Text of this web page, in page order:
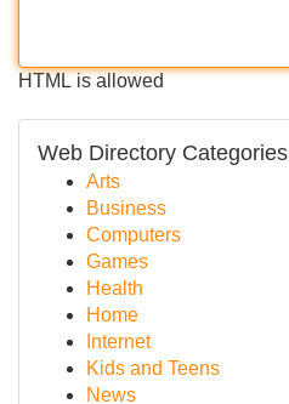
HTML is allowed
Web Directory Categories
Arts
Business
Computers
Games
Health
Home
Internet
Kids and Teens
News